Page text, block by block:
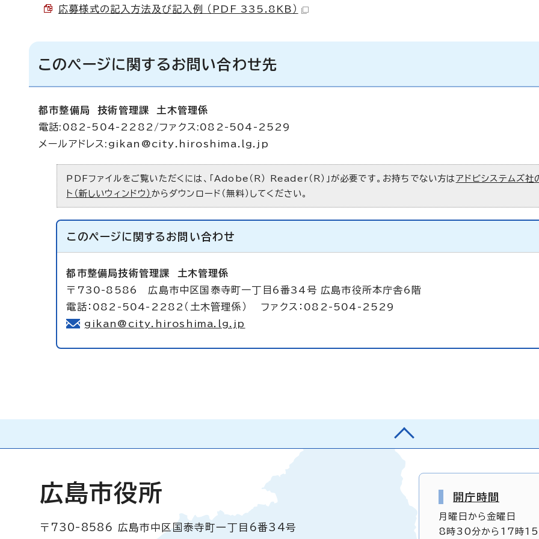
応募様式の記入方法及び記入例 （PDF 335.8KB）
このページに関するお問い合わせ先
都市整備局 技術管理課 土木管理係
電話:082-504-2282/ファクス:082-504-2529
メールアドレス: gikan@city.hiroshima.lg.jp
PDFファイルをご覧いただくには、「Adobe（R） Reader（R）」が必要です。お持ちでない方は アドビシステムズ社
ト（新しいウィンドウ） からダウンロード（無料）してください。
このページに関する お問い合わせ
都市整備局技術管理課 土木管理係
〒730-8586 広島市中区国泰寺町一丁目6番34号 広島市役所本庁舎6階
電話：082-504-2282（土木管理係） ファクス：082-504-2529
gikan@city.hiroshima.lg.jp
広島市役所
〒730-8586 広島市中区国泰寺町一丁目6番34号
開庁時間
月曜日から金曜日
8時30分から17時15